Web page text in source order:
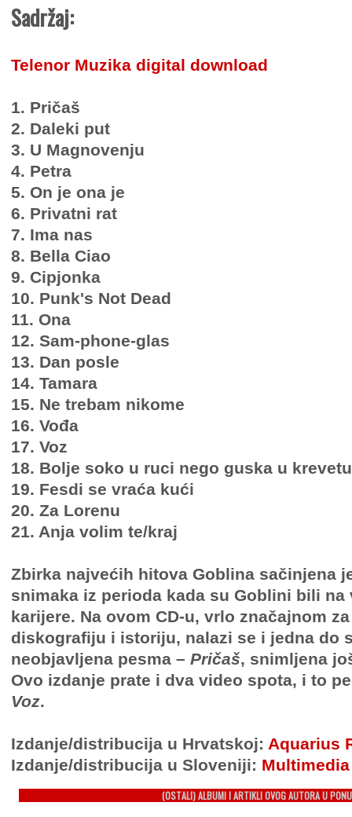
Sadržaj:
Telenor Muzika digital download
1. Pričaš
2. Daleki put
3. U Magnovenju
4. Petra
5. On je ona je
6. Privatni rat
7. Ima nas
8. Bella Ciao
9. Cipjonka
10. Punk's Not Dead
11. Ona
12. Sam-phone-glas
13. Dan posle
14. Tamara
15. Ne trebam nikome
16. Vođa
17. Voz
18. Bolje soko u ruci nego guska u krevetu
19. Fesdi se vraća kući
20. Za Lorenu
21. Anja volim te/kraj
Zbirka najvećih hitova Goblina sačinjena
snimaka iz perioda kada su Goblini bili na
karijere. Na ovom CD-u, vrlo značajnom
diskografiju i istoriju, nalazi se i jedna do
neobjavljena pesma – Pričaš, snimljena
Ovo izdanje prate i dva video spota, i to
Voz.
Izdanje/distribucija u Hrvatskoj: Aquarius
Izdanje/distribucija u Sloveniji:
(OSTALI) ALBUMI I ARTIKLI OVOG AUTORA U